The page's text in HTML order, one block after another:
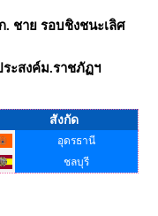
. ชาย รอบชิงชนะเลิศ
ะสงค์ม.ราชภัฏฯ
สังกัด
อุดรธานี
ชลบุรี